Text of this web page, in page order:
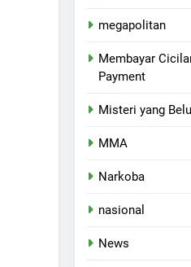
megapolitan
Membayar
Payment
Misteri yang
MMA
Narkoba
nasional
News